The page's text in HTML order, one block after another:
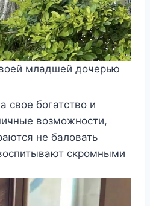
младшей дочерью
свое богатство и
возможности,
не баловать
скромными